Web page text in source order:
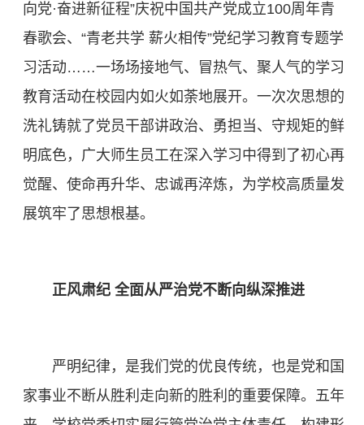
向党·奋进新征程”庆祝中国共产党成立100周年青
春歌会、“青老共学 薪火相传”党纪学习教育专题学
习活动……一场场接地气、冒热气、聚人气的学习
教育活动在校园内如火如荼地展开。一次次思想的
洗礼铸就了党员干部讲政治、勇担当、守规矩的鲜
明底色，广大师生员工在深入学习中得到了初心再
觉醒、使命再升华、忠诚再淬炼，为学校高质量发
展筑牢了思想根基。
正风肃纪 全面从严治党不断向纵深推进
严明纪律，是我们党的优良传统，也是党和国
家事业不断从胜利走向新的胜利的重要保障。五年